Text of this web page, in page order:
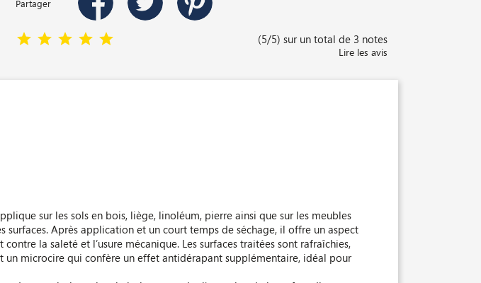
Partager
(5/5) sur un total de 3 notes
Lire les avis
sur les sols en bois, liège, linoléum, pierre ainsi que sur les meubles
surfaces. Après application et un court temps de séchage, il offre un aspect
la saleté et l’usure mécanique. Les surfaces traitées sont rafraîchies,
un microcire qui confère un effet antidérapant supplémentaire, idéal pour